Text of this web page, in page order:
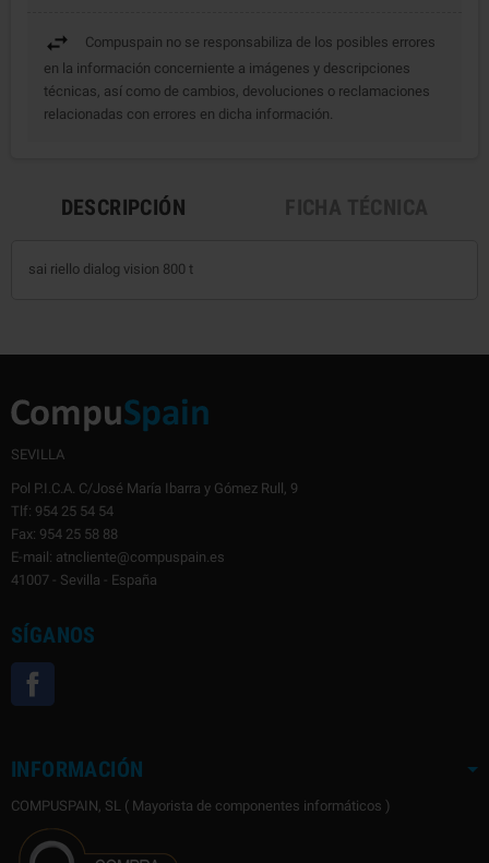
Compuspain no se responsabiliza de los posibles errores
en la información concerniente a imágenes y descripciones
técnicas, así como de cambios, devoluciones o reclamaciones
relacionadas con errores en dicha información.
DESCRIPCIÓN
sai riello dialog vision 800 t
SEVILLA
Pol P.I.C.A. C/José María Ibarra y Gómez Rull, 9
Tlf: 954 25 54 54
Fax: 954 25 58 88
E-mail: atncliente@compuspain.es
41007 - Sevilla - España
SÍGANOS
INFORMACIÓN
COMPUSPAIN, SL ( Mayorista de componentes informáticos )